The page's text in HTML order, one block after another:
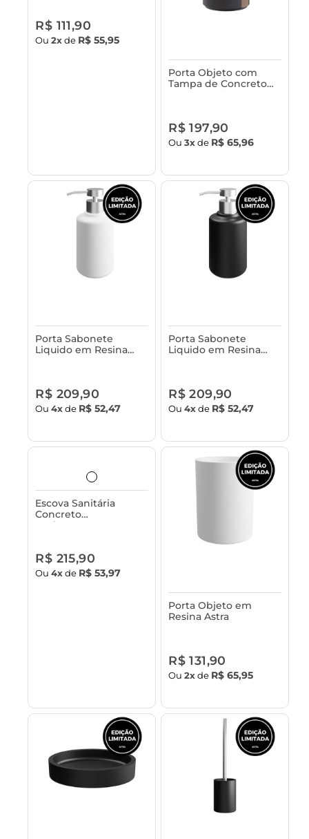
R$ 111,90
Ou2xde R$ 55,95
Porta Objeto com
Tampa de Concreto
R$ 197,90
Ou3xde R$ 65,96
Porta Sabonete
Liquido em Resina
R$ 209,90
Ou4xde R$ 52,47
Porta Sabonete
Liquido em Resina
R$ 209,90
Ou4xde R$ 52,47
Escova Sanitária
Concreto
Acabamento em
R$ 215,90
Ou4xde R$ 53,97
Porta Objeto em
Resina Astra
R$ 131,90
Ou2xde R$ 65,95